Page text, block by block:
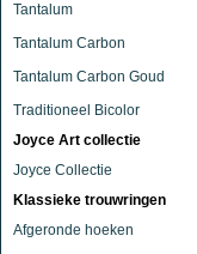
Tantalum
Tantalum Carbon
Tantalum Carbon Goud
Traditioneel Bicolor
Joyce Art collectie
Joyce Collectie
Klassieke trouwringen
Afgeronde hoeken